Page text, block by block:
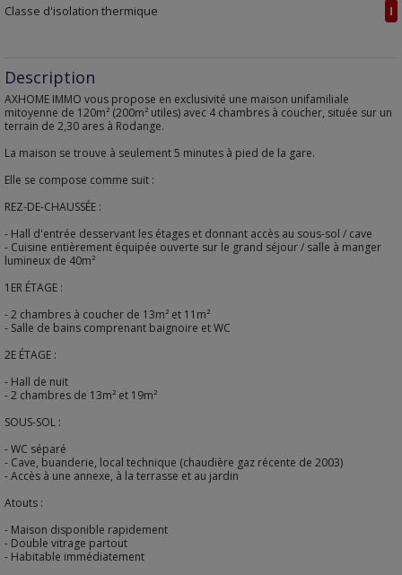
Classe d'isolation thermique
I
Description
AXHOME IMMO vous propose en exclusivité une maison unifamiliale
mitoyenne de 120m² (200m² utiles) avec 4 chambres à coucher, située sur un
terrain de 2,30 ares à Rodange.
La maison se trouve à seulement 5 minutes à pied de la gare.
Elle se compose comme suit :
REZ-DE-CHAUSSÉE :
- Hall d'entrée desservant les étages et donnant accès au sous-sol / cave
- Cuisine entièrement équipée ouverte sur le grand séjour / salle à manger
lumineux de 40m²
1ER ÉTAGE :
- 2 chambres à coucher de 13m² et 11m²
- Salle de bains comprenant baignoire et WC
2E ÉTAGE :
- Hall de nuit
- 2 chambres de 13m² et 19m²
SOUS-SOL :
- WC séparé
- Cave, buanderie, local technique (chaudière gaz récente de 2003)
- Accès à une annexe, à la terrasse et au jardin
Atouts :
- Maison disponible rapidement
- Double vitrage partout
- Habitable immédiatement